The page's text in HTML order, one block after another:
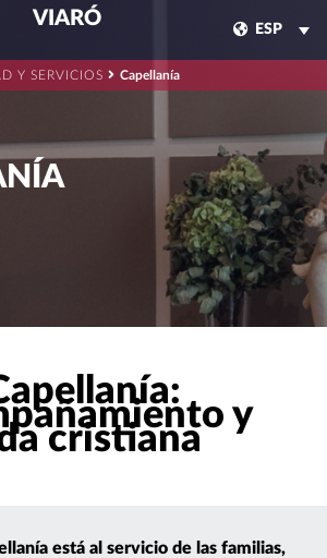
VIARÓ
ESP
Y SERVICIOS Capellanía
y
cristiana
está al servicio de las familias,